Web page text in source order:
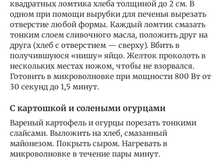
квадратных ломтика хлеба толщиной до 2 см. В
одном при помощи вырубки для печенья вырезать
отверстие любой формы. Каждый ломтик смазать
тонким слоем сливочного масла, положить друг на
друга (хлеб с отверстием — сверху). Вбить в
получившуюся «нишу» яйцо. Желток проколоть в
нескольких местах ножом, чтобы не взорвался.
Готовить в микроволновке при мощности 800 Вт от
30 секунд до 1,5 минут.
С картошкой и солеными огурцами
Вареный картофель и огурцы порезать тонкими
слайсами. Выложить на хлеб, смазанный
майонезом. Покрыть сыром. Нагревать в
микроволновке в течение пары минут.